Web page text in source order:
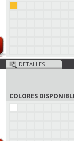
DETALLES
COLORES